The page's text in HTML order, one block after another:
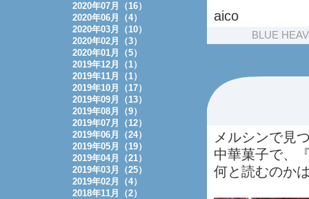
aico
BLUE
メルシンで見
中華菓子で、
何と読むのか
2020年07月（16）
2020年06月（4）
2020年03月（10）
2020年02月（3）
2020年01月（5）
2019年12月（1）
2019年11月（1）
2019年10月（17）
2019年09月（13）
2019年08月（9）
2019年07月（12）
2019年06月（24）
2019年05月（19）
2019年04月（21）
2019年03月（25）
2019年02月（4）
2018年11月（2）